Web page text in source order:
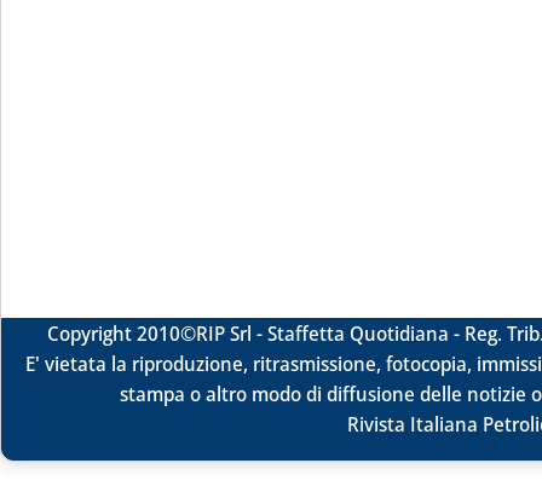
Copyright 2010©RIP Srl -Staffetta Quotidiana - Reg.
E' vietata la riproduzione, ritrasmissione, fotocopia,
stampa o altro modo di diffusione delle notizie
Rivista Italiana